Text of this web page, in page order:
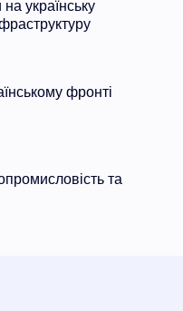
на українську
фронті
та